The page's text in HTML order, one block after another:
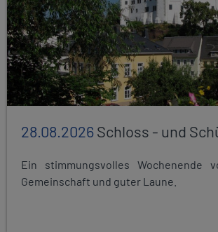
28.08.2026Schloss - und
Ein stimmungsvolles Wochenende
Gemeinschaft und guter Laune.